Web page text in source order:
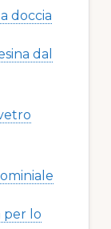
doccia​​
dal
per lo